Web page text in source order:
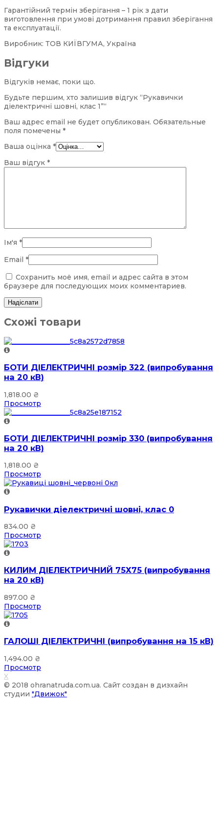
Гарантійний термін зберігання – 1 рік з дати
виготовлення при умові дотримання правил зберігання
та експлуатації.
Виробник: ТОВ КИЇВГУМА, Україна
Відгуки
Відгуків немає, поки що.
Будьте першим, хто залишив відгук “Рукавички
діелектричні шовні, клас 1”“
Ваш адрес email не будет опубликован. Обязательные
поля помечены *
Ваша оцінка *
Ваш відгук *
Ім'я *
Email *
Сохранить моё имя, email и адрес сайта в этом
браузере для последующих моих комментариев.
Схожі товари
БОТИ ДІЕЛЕКТРИЧНІ розмір 322 (випробування
на 20 кВ)
1,818.00 ₴
Просмотр
БОТИ ДІЕЛЕКТРИЧНІ розмір 330 (випробування
на 20 кВ)
1,818.00 ₴
Просмотр
Рукавички діелектричні шовні, клас 0
834.00 ₴
Просмотр
КИЛИМ ДІЕЛЕКТРИЧНИЙ 75Х75 (випробування
на 20 кВ)
897.00 ₴
Просмотр
ГАЛОШІ ДІЕЛЕКТРИЧНІ (випробування на 15 кВ)
1,494.00 ₴
Просмотр
X
© 2018 ohranatruda.com.ua. Сайт создан в дизхайн
студии "Движок"